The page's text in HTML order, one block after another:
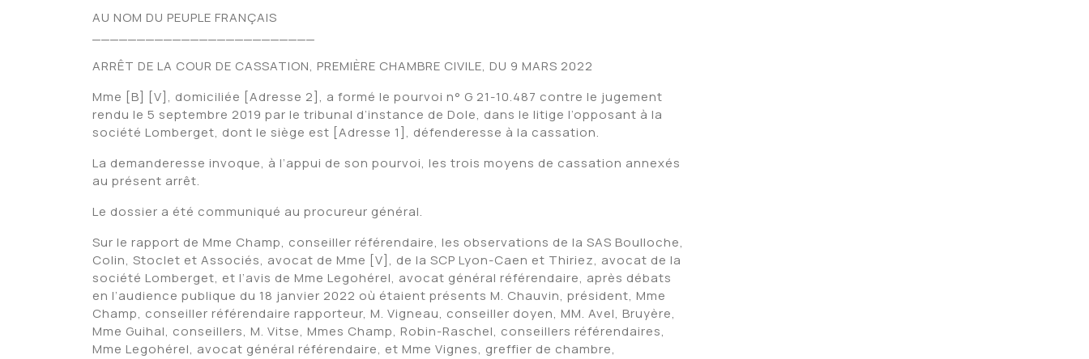
AU NOM DU PEUPLE FRANÇAIS
_________________________
ARRÊT DE LA COUR DE CASSATION, PREMIÈRE CHAMBRE CIVILE, DU 9 MARS 2022
Mme [B] [V], domiciliée [Adresse 2], a formé le pourvoi n° G 21-10.487 contre le jugement
rendu le 5 septembre 2019 par le tribunal d’instance de Dole, dans le litige l’opposant à la
société Lomberget, dont le siège est [Adresse 1], défenderesse à la cassation.
La demanderesse invoque, à l’appui de son pourvoi, les trois moyens de cassation annexés
au présent arrêt.
Le dossier a été communiqué au procureur général.
Sur le rapport de Mme Champ, conseiller référendaire, les observations de la SAS Boulloche,
Colin, Stoclet et Associés, avocat de Mme [V], de la SCP Lyon-Caen et Thiriez, avocat de la
société Lomberget, et l’avis de Mme Legohérel, avocat général référendaire, après débats
en l’audience publique du 18 janvier 2022 où étaient présents M. Chauvin, président, Mme
Champ, conseiller référendaire rapporteur, M. Vigneau, conseiller doyen, MM. Avel, Bruyère,
Mme Guihal, conseillers, M. Vitse, Mmes Champ, Robin-Raschel, conseillers référendaires,
Mme Legohérel, avocat général référendaire, et Mme Vignes, greffier de chambre,